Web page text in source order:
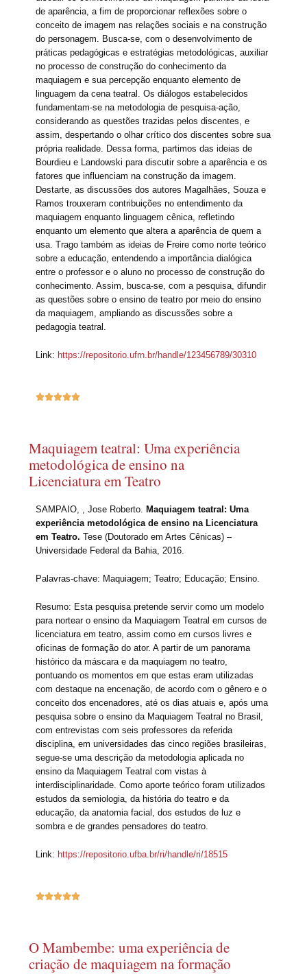
de aparência, a fim de proporcionar reflexões sobre o
conceito de imagem nas relações sociais e na construção
do personagem. Busca-se, com o desenvolvimento de
práticas pedagógicas e estratégias metodológicas, auxiliar
no processo de construção do conhecimento da
maquiagem e sua percepção enquanto elemento de
linguagem da cena teatral. Os diálogos estabelecidos
fundamentam-se na metodologia de pesquisa-ação,
considerando as questões trazidas pelos discentes, e
assim, despertando o olhar crítico dos discentes sobre sua
própria realidade. Dessa forma, partimos das ideias de
Bourdieu e Landowski para discutir sobre a aparência e os
fatores que influenciam na construção da imagem.
Destarte, as discussões dos autores Magalhães, Souza e
Ramos trouxeram contribuições no entendimento da
maquiagem enquanto linguagem cênica, refletindo
enquanto um elemento que altera a aparência de quem a
usa. Trago também as ideias de Freire como norte teórico
sobre a educação, entendendo a importância dialógica
entre o professor e o aluno no processo de construção do
conhecimento. Assim, busca-se, com a pesquisa, difundir
as questões sobre o ensino de teatro por meio do ensino
da maquiagem, ampliando as discussões sobre a
pedagogia teatral.
Link: https://repositorio.ufrn.br/handle/123456789/30310

Maquiagem teatral: Uma experiência
metodológica de ensino na
Licenciatura em Teatro
SAMPAIO, , Jose Roberto. Maquiagem teatral: Uma
experiência metodológica de ensino na Licenciatura
em Teatro.Tese (Doutorado em Artes Cênicas) –
Universidade Federal da Bahia, 2016.
Palavras-chave: Maquiagem; Teatro; Educação; Ensino.
Resumo: Esta pesquisa pretende servir como um modelo
para nortear o ensino da Maquiagem Teatral em cursos de
licenciatura em teatro, assim como em cursos livres e
oficinas de formação do ator. A partir de um panorama
histórico da máscara e da maquiagem no teatro,
pontuando os momentos em que estas eram utilizadas
com destaque na encenação, de acordo com o gênero e o
conceito dos encenadores, até os dias atuais e, após uma
pesquisa sobre o ensino da Maquiagem Teatral no Brasil,
com entrevistas com seis professores da referida
disciplina, em universidades das cinco regiões brasileiras,
segue-se uma descrição da metodologia aplicada no
ensino da Maquiagem Teatral com vistas à
interdisciplinaridade. Como aporte teórico foram utilizados
estudos da semiologia, da história do teatro e da
educação, da anatomia facial, dos estudos de luz e
sombra e de grandes pensadores do teatro.
Link: https://repositorio.ufba.br/ri/handle/ri/18515

O Mambembe: uma experiência de
criação de maquiagem na formação